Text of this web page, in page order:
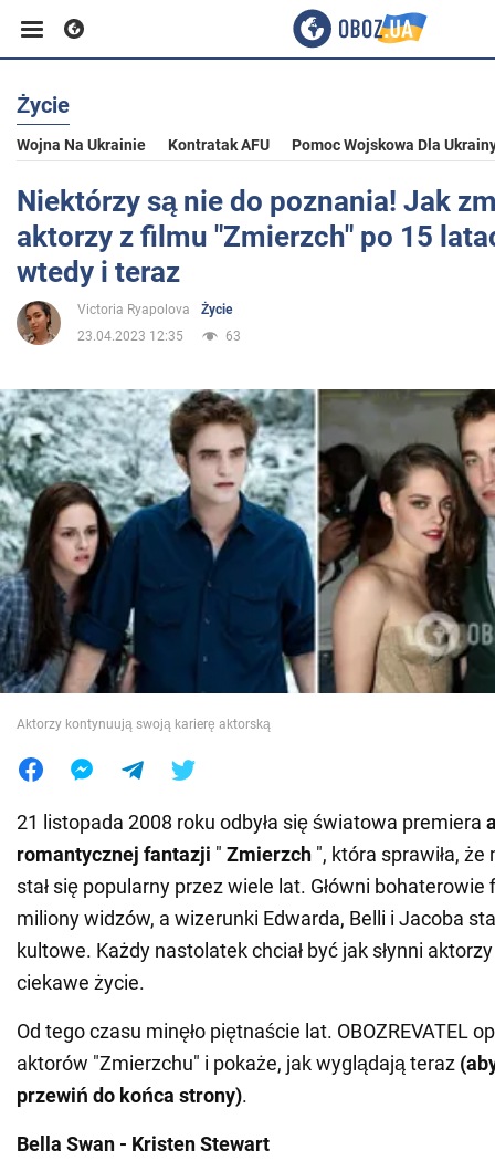
Biznes
Sport
Rozrywka
Życie
Polityka
Społeczeństwo
Wojna na Ukrainie
Świat
Jedzenie
Życie
Wojna Na Ukrainie Kontratak AFU Pomoc Wojskowa Dla
Niektórzy są nie do poznania! Jak
aktorzy z filmu "Zmierzch" po 15
wtedy i teraz
Victoria Ryapolova
Życie
23.04.2023 12:35
63
Aktorzy kontynuują swoją karierę aktorską
21 listopada 2008 roku odbyła się światowa premiera
romantycznej fantazji " Zmierzch ", która sprawiła,
stał się popularny przez wiele lat. Główni
miliony widzów, a wizerunki Edwarda, Belli i Jacoba
kultowe. Każdy nastolatek chciał być jak słynni
ciekawe życie.
Od tego czasu minęło piętnaście lat. OBOZREVATEL
aktorów "Zmierzchu" i pokaże, jak wyglądają teraz
przewiń do końca strony).
Bella Swan - Kristen Stewart